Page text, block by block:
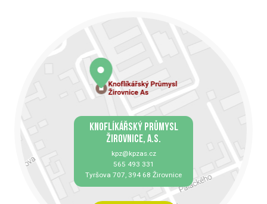
KNOFLÍKÁŘSKÝ PRŮMYSL
ŽIROVNICE, A.S.
kpz@kpzas.cz
565 493 331
Tyršova 707, 394 68 Žirovnice